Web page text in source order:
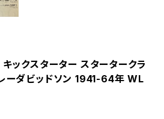
クスターター スタータークラ
ーダビッドソン 1941-64年 WL